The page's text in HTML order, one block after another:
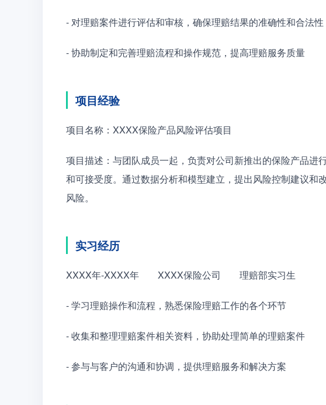
- 对理赔案件进行评估和审核，确保理赔结果的准确性和合法性
- 协助制定和完善理赔流程和操作规范，提高理赔服务质量
项目经验
项目名称：XXXX保险产品风险评估项目
项目描述：与团队成员一起，负责对公司新推出的保险产品进
和可接受度。通过数据分析和模型建立，提出风险控制建议和
风险。
实习经历
XXXX年-XXXX年　　XXXX保险公司　　理赔部实习生
- 学习理赔操作和流程，熟悉保险理赔工作的各个环节
- 收集和整理理赔案件相关资料，协助处理简单的理赔案件
- 参与与客户的沟通和协调，提供理赔服务和解决方案